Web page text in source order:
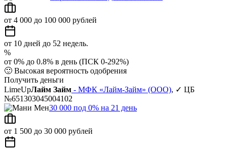
от 4 000 до 100 000 рублей
от 10 дней до 52 недель.
%
от 0% до 0.8% в день (ПСК 0-292%)
🙂 Высокая вероятность одобрения
Получить деньги
LimeUpЛайм Займ - МФК «Лайм-Займ» (ООО), ✓ ЦБ
№651303045004102
30 000 под 0% на 21 день
от 1 500 до 30 000 рублей